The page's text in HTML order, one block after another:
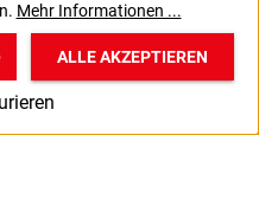
Mehr Informationen ...
ALLE AKZEPTIEREN
B